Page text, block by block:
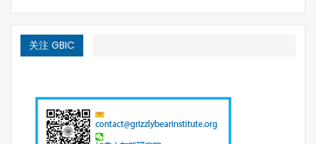
的亚历山德罗夫斯克、扎波罗热，横跨大西洋到达美国的达
科塔斯，最后，来到了加拿大大草原。1527年，由于德语
堡王朝）欢迎了他们。这个时候这个教派已经发展有了
12,000名追随者。
1528年，奥斯曼帝国的土耳其人进攻哈布斯堡王朝的列支
关注 GBIC